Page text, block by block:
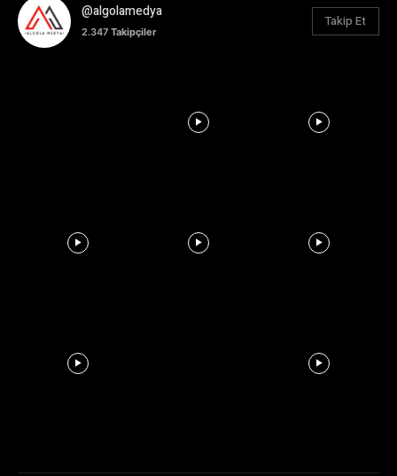
@algolamedya
2.347 Takipçiler
Takip Et